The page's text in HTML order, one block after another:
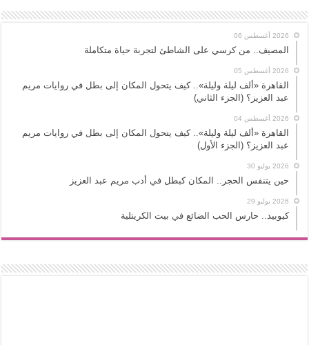
2026 أغسطس 06
المصيف.. من كرسي على الشاطئ لتجربة حياة متكاملة
2026 أغسطس 05
القاهرة «ألف ليلة وليلة».. كيف يتحول المكان إلى بطل في روايات مريم
عبد العزيز؟ (الجزء الثاني)
2026 أغسطس 04
القاهرة «ألف ليلة وليلة».. كيف يتحول المكان إلى بطل في روايات مريم
عبد العزيز؟ (الجزء الأول)
2026 يوليو 30
حين يتنفس الحجر.. المكان كبطل في أدب مريم عبد العزيز
2026 يوليو 29
كيوبيد.. حارس الحب الضائع في بيت الكريتلية